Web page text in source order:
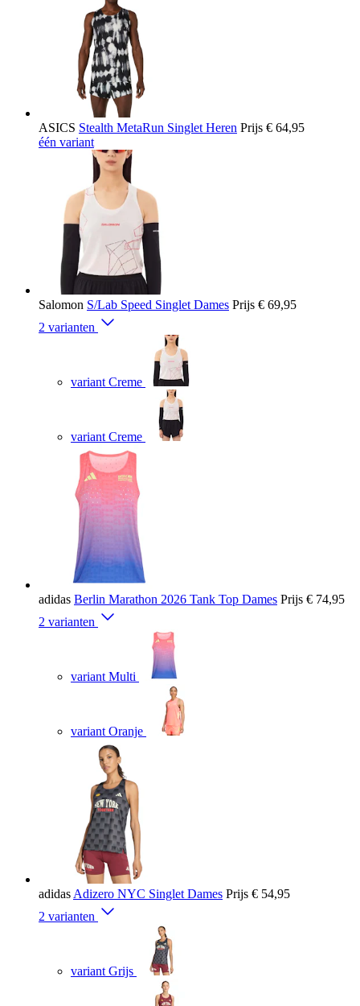
ASICS Stealth MetaRun Singlet Heren Prijs € 64,95
één variant
Salomon S/Lab Speed Singlet Dames Prijs € 69,95
2 varianten
variant Creme
variant Creme
adidas Berlin Marathon 2026 Tank Top Dames Prijs € 74,95
2 varianten
variant Multi
variant Oranje
adidas Adizero NYC Singlet Dames Prijs € 54,95
2 varianten
variant Grijs